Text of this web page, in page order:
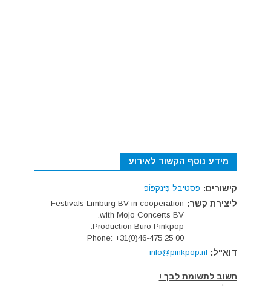
מידע נוסף הקשור לאירוע
קישורים: פסטיבל פִּינקפּוֹפּ
ליצירת קשר: Festivals Limburg BV in cooperation
with Mojo Concerts BV.
Production Buro Pinkpop.
Phone: +31(0)46-475 25 00
דוא"ל: info@pinkpop.nl
חשוב לתשומת לבך !